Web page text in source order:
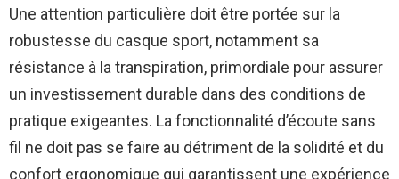
Une attention particulière doit être portée sur la
robustesse du casque sport, notamment sa
résistance à la transpiration, primordiale pour assurer
un investissement durable dans des conditions de
pratique exigeantes. La fonctionnalité d’écoute sans
fil ne doit pas se faire au détriment de la solidité et du
confort ergonomique qui garantissent une expérience